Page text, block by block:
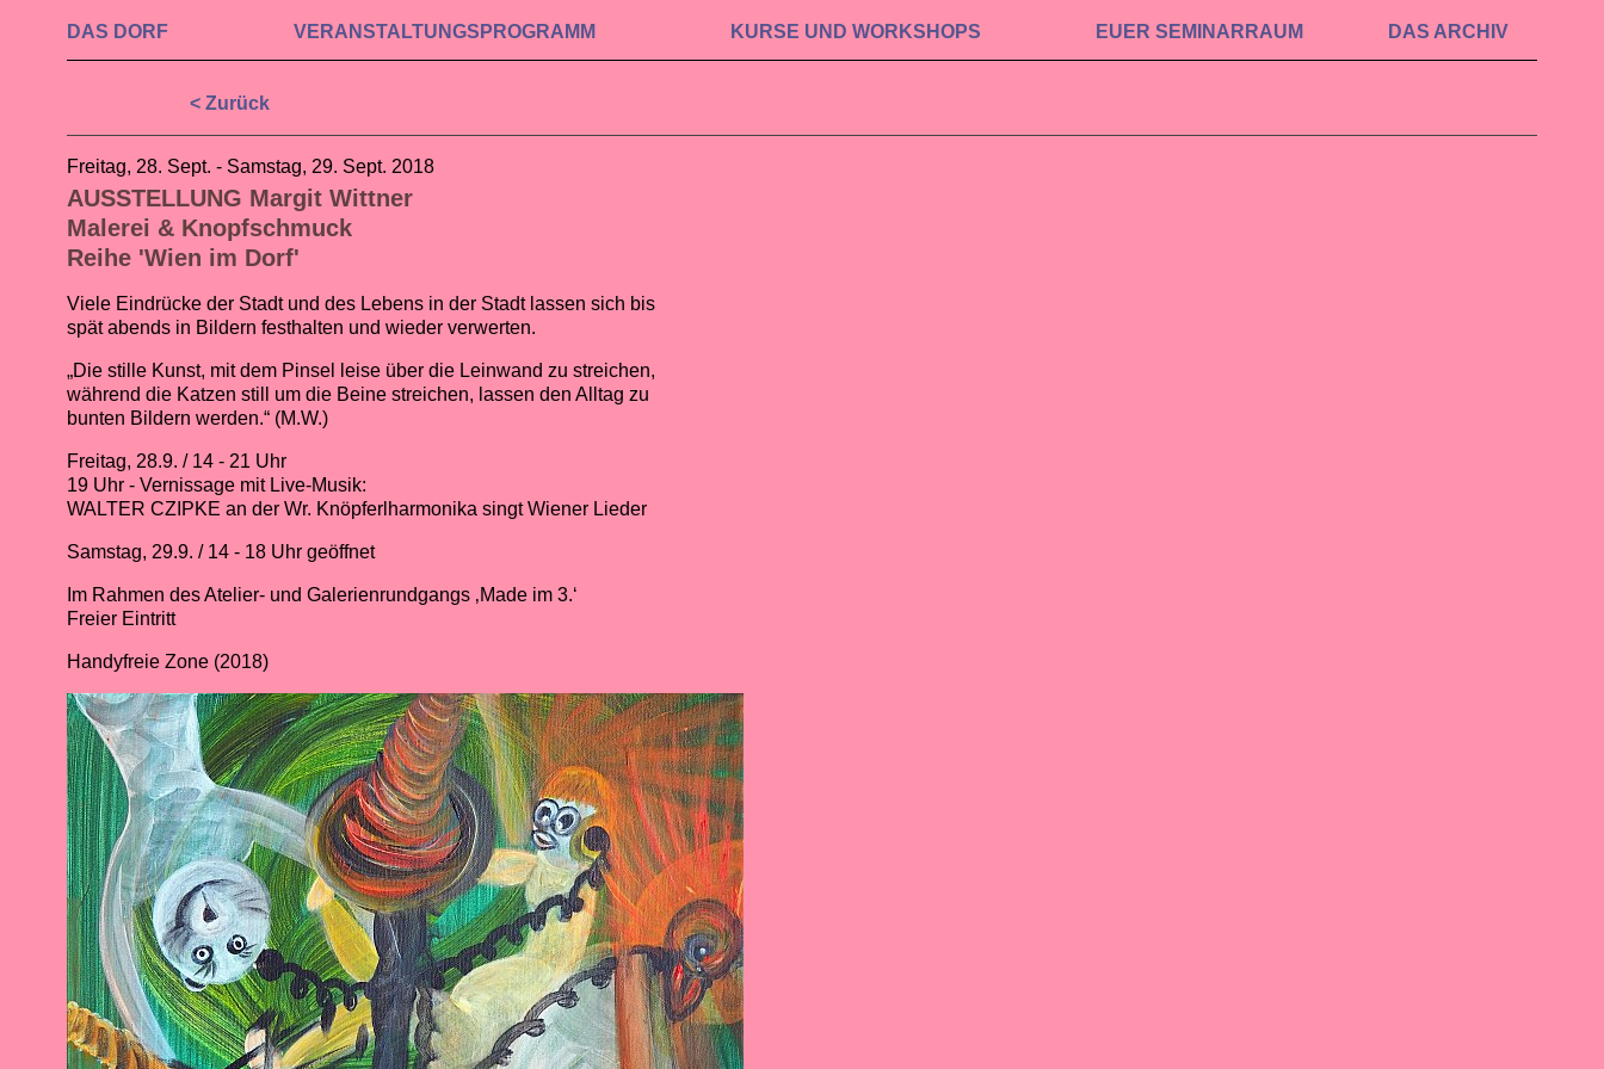
DAS DORF VERAN­STALTUNGS­PROGRAMM KURSE UND WORKSHOPS EUER SEMINAR­RAUM DAS ARCHIV
< Zurück
Freitag, 28. Sept. - Samstag, 29. Sept. 2018
AUSSTELLUNG Margit Wittner
Malerei & Knopfschmuck
Reihe 'Wien im Dorf'
Viele Eindrücke der Stadt und des Lebens in der Stadt lassen sich bis
spät abends in Bildern festhalten und wieder verwerten.
„Die stille Kunst, mit dem Pinsel leise über die Leinwand zu streichen,
während die Katzen still um die Beine streichen, lassen den Alltag zu
bunten Bildern werden.“ (M.W.)
Freitag, 28.9. / 14 - 21 Uhr
19 Uhr - Vernissage mit Live-Musik:
WALTER CZIPKE an der Wr. Knöpferlharmonika singt Wiener Lieder
Samstag, 29.9. / 14 - 18 Uhr geöffnet
Im Rahmen des Atelier- und Galerienrundgangs ‚Made im 3.‘
Freier Eintritt
Handyfreie Zone (2018)